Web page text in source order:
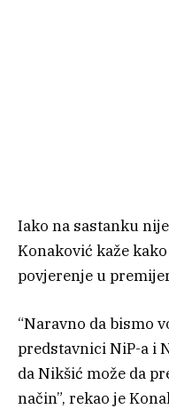
Iako na sastanku
Konaković kaže
povjerenje u
“Naravno da bismo
predstavnici NiP-a i
da Nikšić može da
način”, rekao je